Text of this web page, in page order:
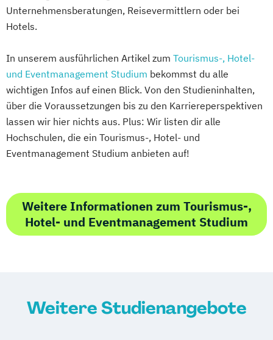
Unternehmensberatungen, Reisevermittlern oder bei
Hotels.
In unserem ausführlichen Artikel zum Tourismus-, Hotel-
und Eventmanagement Studium bekommst du alle
wichtigen Infos auf einen Blick. Von den Studieninhalten,
über die Voraussetzungen bis zu den Karriereperspektiven
lassen wir hier nichts aus. Plus: Wir listen dir alle
Hochschulen, die ein Tourismus-, Hotel- und
Eventmanagement Studium anbieten auf!
Weitere Informationen zum Tourismus-,
Hotel- und Eventmanagement Studium
Weitere Studienangebote